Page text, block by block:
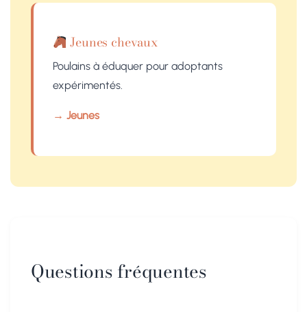
Jeunes chevaux
Poulains à éduquer pour adoptants
expérimentés.
→ Jeunes
Questions fréquentes